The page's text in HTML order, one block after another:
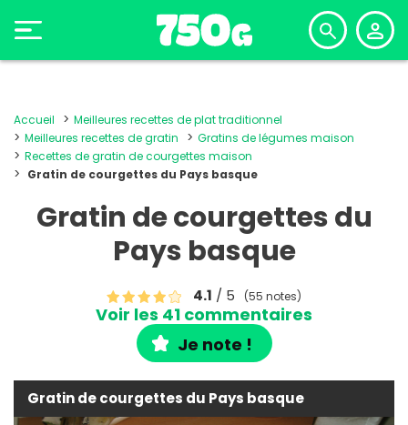
Accueil
Meilleures recettes de plat traditionnel
Meilleures recettes de gratin
Gratins de légumes maison
Recettes de gratin de courgettes maison
Gratin de courgettes du Pays basque
Gratin de courgettes du
Pays basque
4.1 / 5 (55 notes)
Voir les 41 commentaires
Je note !
Gratin de courgettes du Pays basque